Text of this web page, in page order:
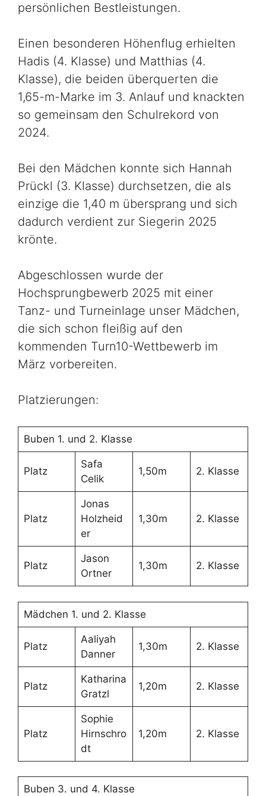
persönlichen Bestleistungen.
Einen besonderen Höhenflug erhielten
Hadis (4. Klasse) und Matthias (4.
Klasse), die beiden überquerten die
1,65-m-Marke im 3. Anlauf und knackten
so gemeinsam den Schulrekord von
2024.
Bei den Mädchen konnte sich Hannah
Prückl (3. Klasse) durchsetzen, die als
einzige die 1,40 m übersprang und sich
dadurch verdient zur Siegerin 2025
krönte.
Abgeschlossen wurde der
Hochsprungbewerb 2025 mit einer
Tanz- und Turneinlage unser Mädchen,
die sich schon fleißig auf den
kommenden Turn10-Wettbewerb im
März vorbereiten.
Platzierungen:
Buben 1. und 2. Klasse
Platz
Safa
Celik
1,50m 2. Klasse
Platz
Jonas
Holzheid
er
1,30m 2. Klasse
Platz
Jason
Ortner
1,30m 2. Klasse
Mädchen 1. und 2. Klasse
Platz
Aaliyah
Danner
1,30m 2. Klasse
Platz
Katharina
Gratzl
1,20m 2. Klasse
Platz
Sophie
Hirnschro
dt
1,20m 2. Klasse
Buben 3. und 4. Klasse